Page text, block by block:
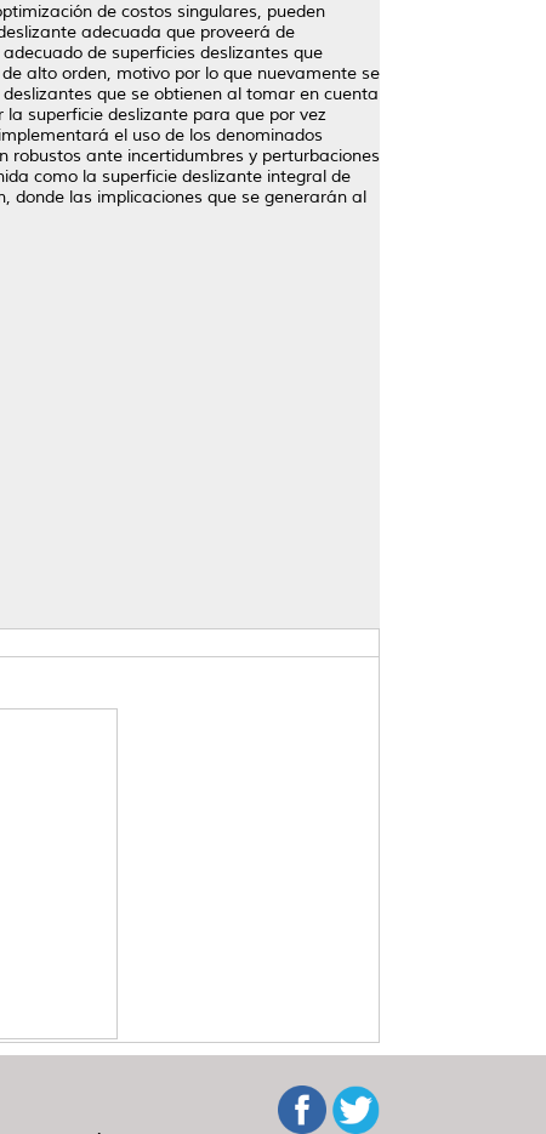
de costos singulares, pueden
adecuada que proveerá de
de superficies deslizantes que
alto orden, motivo por lo que nuevamente se
que se obtienen al tomar en cuenta
superficie deslizante para que por vez
el uso de los denominados
robustos ante incertidumbres y perturbaciones
como la superficie deslizante integral de
donde las implicaciones que se generarán al